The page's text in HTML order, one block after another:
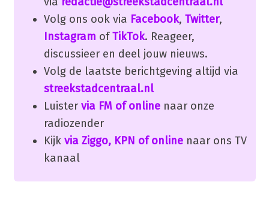
Volg ons ook via Facebook, Twitter,
Instagram ofTikTok. Reageer,
discussieer en deel jouw nieuws.
Volg de laatste berichtgeving altijd via
streekstadcentraal.nl
Luister via FM of onlinenaar onze
radiozender
Kijk via Ziggo, KPN of onlinenaar ons TV
kanaal